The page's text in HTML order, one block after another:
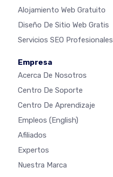
Alojamiento Web Gratuito
Diseño De Sitio Web Gratis
Servicios SEO Profesionales
Empresa
Acerca De Nosotros
Centro De Soporte
Centro De Aprendizaje
Empleos (English)
Afiliados
Expertos
Nuestra Marca